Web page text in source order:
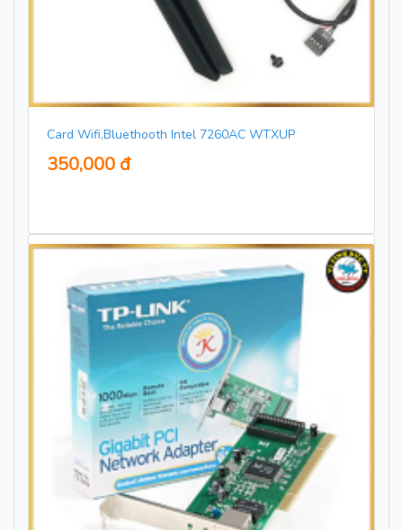
Card Wifi,Bluethooth Intel 7260AC WTXUP
350,000 đ